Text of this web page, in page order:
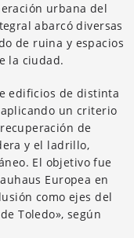
urbana del
abarcó diversas
de ruina y espacios
la ciudad.
edificios de distinta
un criterio
de
y el ladrillo,
El objetivo fue
Europea en
como ejes del
Toledo», según